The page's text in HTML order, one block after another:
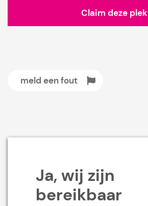
Claim deze plek
meld een fout
Ja, wij zijn
bereikbaar